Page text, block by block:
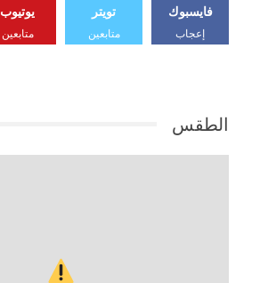
فايسبوك
إعجاب
تويتر
متابعين
يوتيوب
متابعين
الطقس